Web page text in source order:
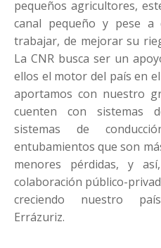
pequeños agricultores,
canal pequeño y pese
trabajar, de mejorar su
La CNR busca ser un
ellos el motor del país en
aportamos con nuestro
cuenten con sistemas
sistemas de
entubamientos que son
menores pérdidas, y
colaboración público-
creciendo nuestro
Errázuriz.